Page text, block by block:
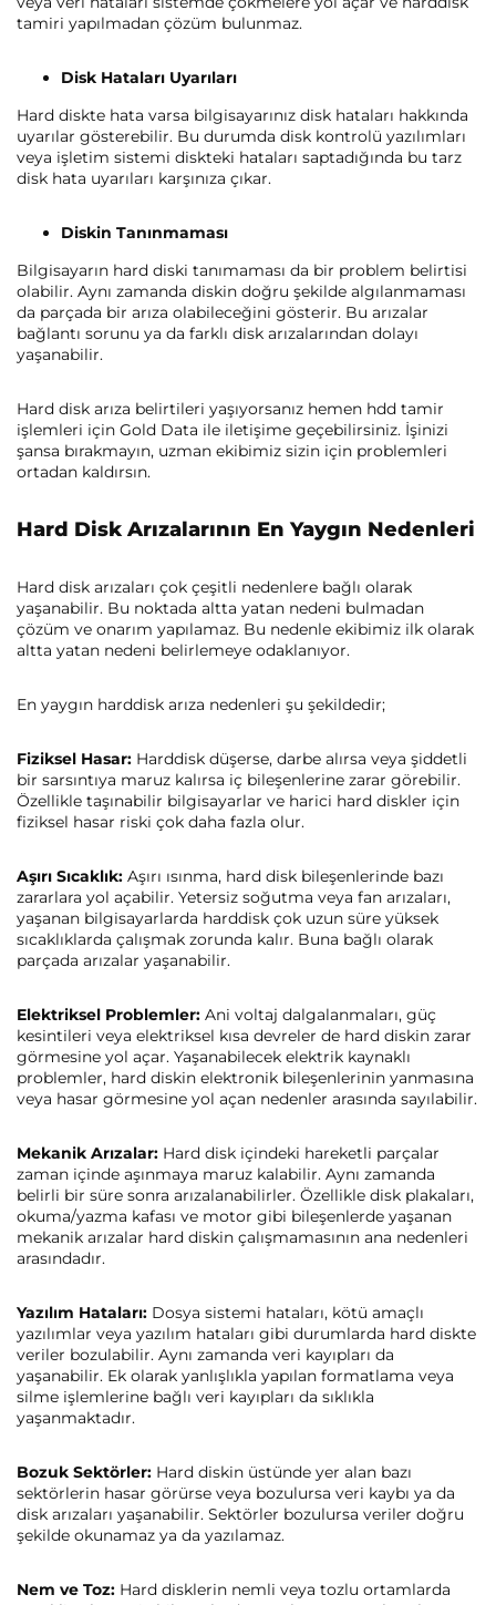
tamiri yapılmadan çözüm bulunmaz.
Disk Hataları Uyarıları
Hard diskte hata varsa bilgisayarınız disk hataları hakkında
uyarılar gösterebilir. Bu durumda disk kontrolü yazılımları
veya işletim sistemi diskteki hataları saptadığında bu tarz
disk hata uyarıları karşınıza çıkar.
Diskin Tanınmaması
Bilgisayarın hard diski tanımaması da bir problem belirtisi
olabilir. Aynı zamanda diskin doğru şekilde algılanmaması
da parçada bir arıza olabileceğini gösterir. Bu arızalar
bağlantı sorunu ya da farklı disk arızalarından dolayı
yaşanabilir.
Hard disk arıza belirtileri yaşıyorsanız hemen hdd tamir
işlemleri için Gold Data ile iletişime geçebilirsiniz. İşinizi
şansa bırakmayın, uzman ekibimiz sizin için problemleri
ortadan kaldırsın.
Hard Disk Arızalarının En Yaygın Nedenleri
Hard disk arızaları çok çeşitli nedenlere bağlı olarak
yaşanabilir. Bu noktada altta yatan nedeni bulmadan
çözüm ve onarım yapılamaz. Bu nedenle ekibimiz ilk olarak
altta yatan nedeni belirlemeye odaklanıyor.
En yaygın harddisk arıza nedenleri şu şekildedir;
Fiziksel Hasar: Harddisk düşerse, darbe alırsa veya şiddetli
bir sarsıntıya maruz kalırsa iç bileşenlerine zarar görebilir.
Özellikle taşınabilir bilgisayarlar ve harici hard diskler için
fiziksel hasar riski çok daha fazla olur.
Aşırı Sıcaklık: Aşırı ısınma, hard disk bileşenlerinde bazı
zararlara yol açabilir. Yetersiz soğutma veya fan arızaları,
yaşanan bilgisayarlarda harddisk çok uzun süre yüksek
sıcaklıklarda çalışmak zorunda kalır. Buna bağlı olarak
parçada arızalar yaşanabilir.
Elektriksel Problemler: Ani voltaj dalgalanmaları, güç
kesintileri veya elektriksel kısa devreler de hard diskin zarar
görmesine yol açar. Yaşanabilecek elektrik kaynaklı
problemler, hard diskin elektronik bileşenlerinin yanmasına
veya hasar görmesine yol açan nedenler arasında sayılabilir.
Mekanik Arızalar: Hard disk içindeki hareketli parçalar
zaman içinde aşınmaya maruz kalabilir. Aynı zamanda
belirli bir süre sonra arızalanabilirler. Özellikle disk plakaları,
okuma/yazma kafası ve motor gibi bileşenlerde yaşanan
mekanik arızalar hard diskin çalışmamasının ana nedenleri
arasındadır.
Yazılım Hataları: Dosya sistemi hataları, kötü amaçlı
yazılımlar veya yazılım hataları gibi durumlarda hard diskte
veriler bozulabilir. Aynı zamanda veri kayıpları da
yaşanabilir. Ek olarak yanlışlıkla yapılan formatlama veya
silme işlemlerine bağlı veri kayıpları da sıklıkla
yaşanmaktadır.
Bozuk Sektörler: Hard diskin üstünde yer alan bazı
sektörlerin hasar görürse veya bozulursa veri kaybı ya da
disk arızaları yaşanabilir. Sektörler bozulursa veriler doğru
şekilde okunamaz ya da yazılamaz.
Nem ve Toz: Hard disklerin nemli veya tozlu ortamlarda